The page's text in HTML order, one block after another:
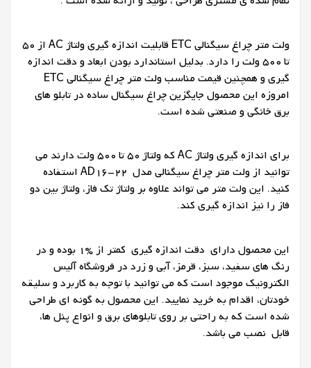
ولت متر چراغ سیگنالی ETC قابلیت اندازه گیری ولتاژ AC از 50
تا 500 ولت را دارد. بدلیل استاندارد بودن ابعاد و دقت اندازه
گیری و همچنین قیمت مناسب ولت متر چراغ سیگنالی ETC
امروزه این محصول جایگزین چراغ سیگنال ساده در تابلو های
برق خانگی و صنعتی شده است.
برای اندازه گیری ولتاژ AC که ولتاژ 50 تا 500 ولت دارند می
توانید از ولت متر چراغ سیگنالی مدل AD16-22 استفاده
کنید. این ولت متر می تواند علاوه بر ولتاژ تک فاز، ولتاژ بین دو
فاز را نیز اندازه گیری کند.
این محصول دارای دقت اندازه گیری کمتر از %1 بوده و در
رنگ های سفید، سبز، قرمز، آبی و زرد در فروشگاه آلیس
الکترونیک موجود است که می توانید با توجه به کاربرد و سلیقه
خودتان، اقدام به خرید نمایید. این محصول به گونه ای طراحی
شده است که به راحتی بر روی تابلوهای برق و انواع پنل ها،
قابل نصب می باشد.